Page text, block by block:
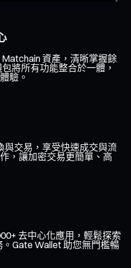
資產，清晰掌握餘
將所有功能整合於一體，
驗。
與交易，享受快速成交與流
，讓加密交易更簡單、高
去中心化應用，輕鬆探索
Gate Wallet 助您無門檻暢